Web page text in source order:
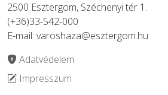
2500 Esztergom, Széchenyi tér 1.
(+36)33-542-000
E-mail: varoshaza@esztergom.hu
Adatvédelem
Impresszum